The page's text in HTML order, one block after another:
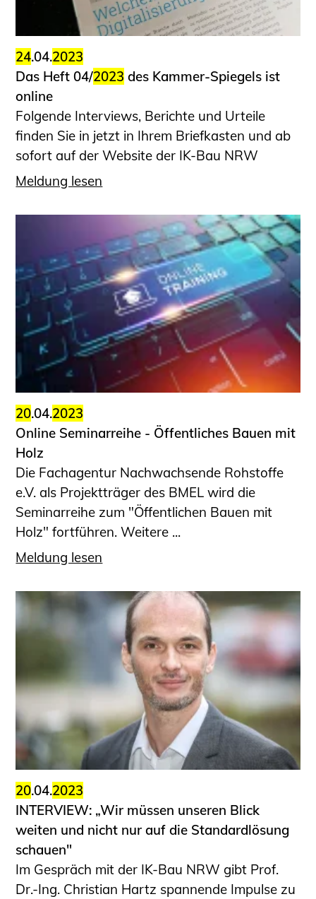
Informationen für Fortbildungsträger
Anträge, Anzeigen, Formulare
Fortbildung/Seminare
Informationen für Ingenieurinnen
und Ingenieure
Recht
Planungswettbewerbe
Publikationen
Stellenbörse
Öffentlich bestellte und vereidigte
Sachverständige
Prüfsachverständige
Qualifizierte Tragwerksplaner/-innen
Bauvorlageberechtigte
Sachkundige für Zustands- und
Funktionsprüfung privater
Abwasserleitungen
Vereinbarungen mit
Ingenieurkammern
Büronachfolge
Zusatzqualifikationen
Geschützter Bereich
Informationen für Auftraggeber und
Verbraucher
Ingenieursuche (Mitglieder der IK-Bau
NRW)
Bauherren-ABC
Informationen für Schülerinnen,
Schüler und Studierende
Projekte für Schülerinnen und Schüler
START.ING. Das Studierenden Praxis-
Programm
Wissenswertes für Studierende
Wettbewerbe für Studierende
BLING.BLING.
Kammer Newsletter
Presse
Kontakt und Anfahrt
Impressum
Datenschutz
24.04.2023
Das Heft 04/2023 des Kammer-Spiegels ist
online
Folgende Interviews, Berichte und Urteile
finden Sie in jetzt in Ihrem Briefkasten und ab
sofort auf der Website der IK-Bau NRW
Meldung lesen
20.04.2023
Online Seminarreihe - ­­­Öffentliches Bauen mit
Holz
Die Fachagentur Nachwachsende Rohstoffe
e.V. als Projektträger des BMEL wird die
Seminarreihe zum "Öffentlichen Bauen mit
Holz" fortführen. Weitere ...
Meldung lesen
20.04.2023
INTERVIEW: „Wir müssen unseren Blick
weiten und nicht nur auf die Standardlösung
schauen"
Im Gespräch mit der IK-Bau NRW gibt Prof.
Dr.-Ing. Christian Hartz spannende Impulse zu